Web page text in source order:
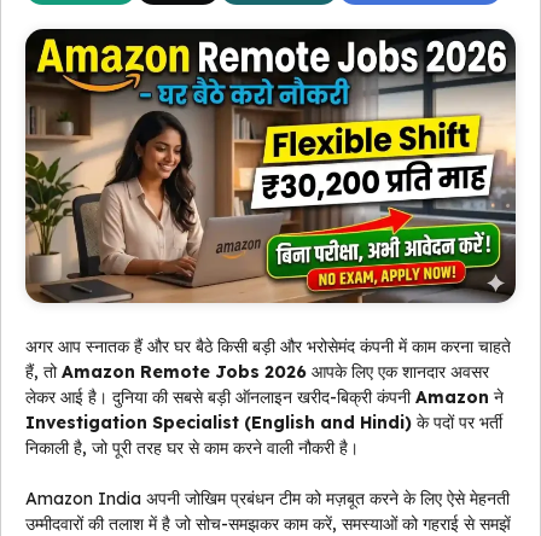
अगर आप स्नातक हैं और घर बैठे किसी बड़ी और भरोसेमंद कंपनी में काम करना चाहते
हैं, तोAmazon Remote Jobs 2026 आपके लिए एक शानदार अवसर
लेकर आई है। दुनिया की सबसे बड़ी ऑनलाइन खरीद-बिक्री कंपनीAmazon ने
Investigation Specialist (English and Hindi) के पदों पर भर्ती
निकाली है, जो पूरी तरह घर से काम करने वाली नौकरी है।
Amazon India अपनी जोखिम प्रबंधन टीम को मज़बूत करने के लिए ऐसे मेहनती
उम्मीदवारों की तलाश में है जो सोच-समझकर काम करें, समस्याओं को गहराई से समझें